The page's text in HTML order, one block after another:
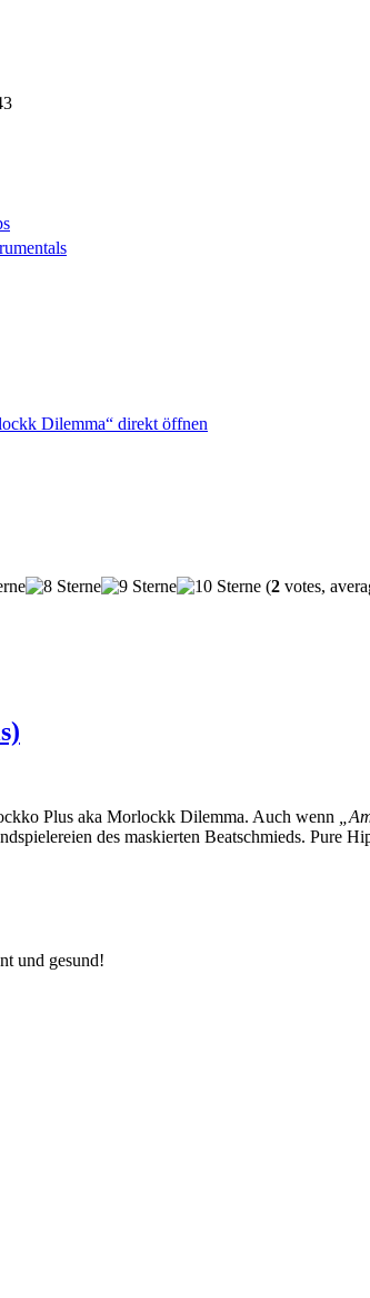
Dilemma“ direkt öffnen
(2 votes,
Plus aka Morlockk Dilemma. Auch wenn
des maskierten Beatschmieds. Pure
und gesund!